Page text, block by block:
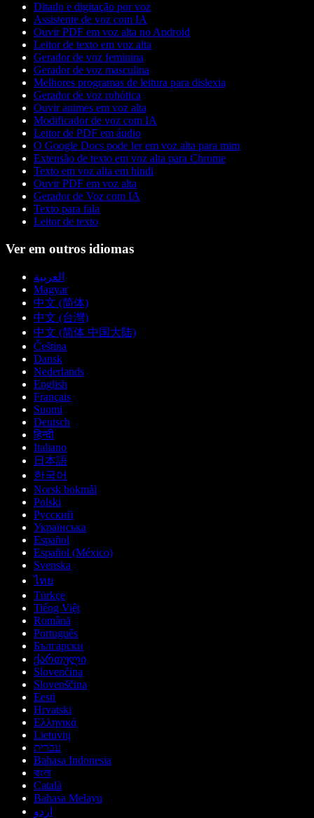
Ditado e digitação por voz
Assistente de voz com IA
Ouvir PDF em voz alta no Android
Leitor de texto em voz alta
Gerador de voz feminina
Gerador de voz masculina
Melhores programas de leitura para dislexia
Gerador de voz robótica
Ouvir animes em voz alta
Modificador de voz com IA
Leitor de PDF em áudio
O Google Docs pode ler em voz alta para mim
Extensão de texto em voz alta para Chrome
Texto em voz alta em hindi
Ouvir PDF em voz alta
Gerador de Voz com IA
Texto para fala
Leitor de texto
Ver em outros idiomas
العربية
Magyar
中文 (简体)
中文 (台灣)
中文 (简体 中国大陆)
Čeština
Dansk
Nederlands
English
Français
Suomi
Deutsch
हिन्दी
Italiano
日本語
한국어
Norsk bokmål
Polski
Русский
Українська
Español
Español (México)
Svenska
ไทย
Türkçe
Tiếng Việt
Română
Português
Български
ქართული
Slovenčina
Slovenščina
Eesti
Hrvatski
Ελληνικά
Lietuvių
עברית
Bahasa Indonesia
বাংলা
Català
Bahasa Melayu
اردو